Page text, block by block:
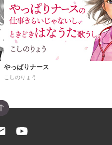
やっぱりナース
こしのりょう